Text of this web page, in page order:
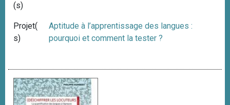
(s)
Projet(
s)
Aptitude à l’apprentissage des langues :
pourquoi et comment la tester ?